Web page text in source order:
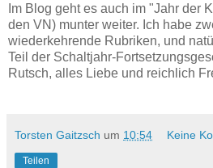
Im Blog geht es auch im "Jahr der
den VN) munter weiter. Ich habe
wiederkehrende Rubriken, und
Teil der Schaltjahr-
Rutsch, alles Liebe und reichlich
Torsten Gaitzsch um 10:54 Keine
Teilen